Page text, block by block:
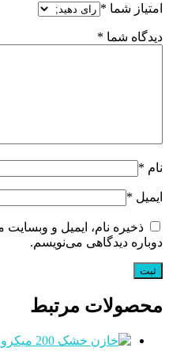
امتیاز شما *
دیدگاه شما *
نام *
ایمیل *
ذخیره نام، ایمیل و
دوباره دیدگاهی می‌نویسم.
محصولات مرتبط